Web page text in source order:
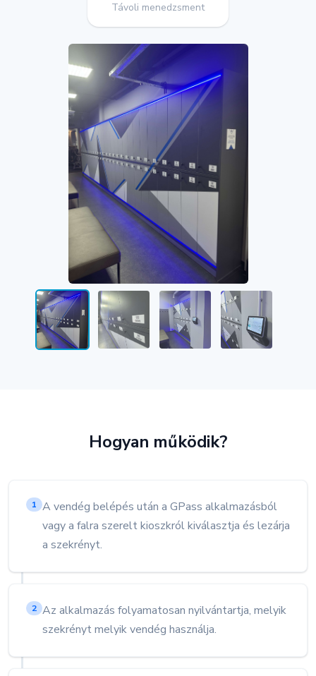
Távoli menedzsment
Hogyan működik?
1 A vendég belépés után a GPass alkalmazásból
vagy a falra szerelt kioszkról kiválasztja és lezárja
a szekrényt.
2 Az alkalmazás folyamatosan nyilvántartja, melyik
szekrényt melyik vendég használja.